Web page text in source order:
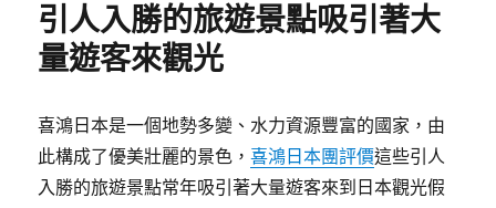
引人入勝的旅遊景點吸引著大
量遊客來觀光
喜鴻日本是一個地勢多變、水力資源豐富的國家，由
此構成了優美壯麗的景色，喜鴻日本團評價這些引人
入勝的旅遊景點常年吸引著大量遊客來到日本觀光假